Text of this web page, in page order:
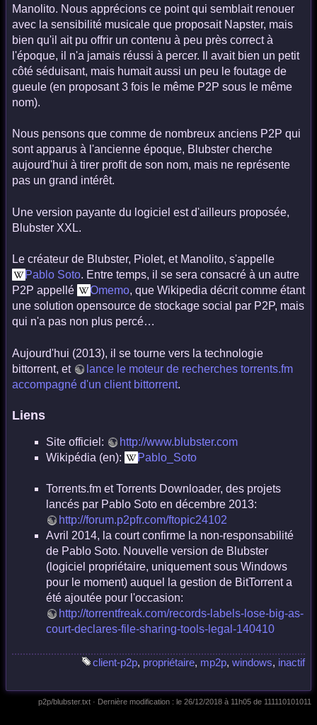
Manolito. Nous apprécions ce point qui semblait renouer
avec la sensibilité musicale que proposait Napster, mais
bien qu'il ait pu offrir un contenu à peu près correct à
l'époque, il n'a jamais réussi à percer. Il avait bien un petit
côté séduisant, mais humait aussi un peu le foutage de
gueule (en proposant 3 fois le même P2P sous le même
nom).
Nous pensons que comme de nombreux anciens P2P qui
sont apparus à l'ancienne époque, Blubster cherche
aujourd'hui à tirer profit de son nom, mais ne représente
pas un grand intérêt.
Une version payante du logiciel est d'ailleurs proposée,
Blubster XXL.
Le créateur de Blubster, Piolet, et Manolito, s'appelle
Pablo Soto. Entre temps, il se sera consacré à un autre
P2P appellé
Omemo, que Wikipedia décrit comme étant
une solution opensource de stockage social par P2P, mais
qui n'a pas non plus percé…
Aujourd'hui (2013), il se tourne vers la technologie
bittorrent, et
lance le moteur de recherches torrents.fm
accompagné d'un client bittorrent.
Liens
Site officiel:
http://www.blubster.com
Wikipédia (en):
Pablo_Soto
Torrents.fm et Torrents Downloader, des projets
lancés par Pablo Soto en décembre 2013:
http://forum.p2pfr.com/ftopic24102
Avril 2014, la court confirme la non-responsabilité
de Pablo Soto. Nouvelle version de Blubster
(logiciel propriétaire, uniquement sous Windows
pour le moment) auquel la gestion de BitTorrent a
été ajoutée pour l'occasion:
http://torrentfreak.com/records-labels-lose-big-as-
court-declares-file-sharing-tools-legal-140410
client-p2p, propriétaire, mp2p, windows, inactif
p2p/blubster.txt · Dernière modification : le 26/12/2018 à 11h05 de 111110101011